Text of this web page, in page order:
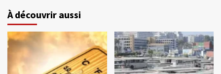
À découvrir aussi